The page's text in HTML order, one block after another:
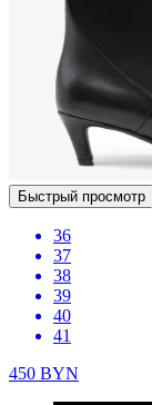
Быстрый просмотр
36
37
38
39
40
41
450 BYN